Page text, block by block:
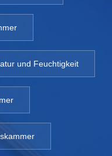
und Feuchtigkeit